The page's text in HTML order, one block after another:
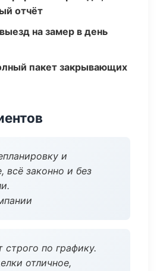
отчёт
на замер в день
пакет закрывающих
и
всё законно и без
строго по графику.
отличное,